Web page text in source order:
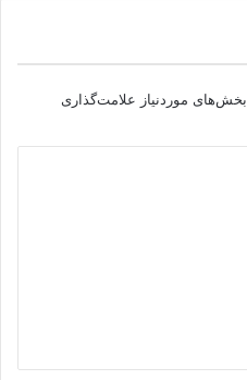
بخش‌های موردنیاز علامت‌گذاری